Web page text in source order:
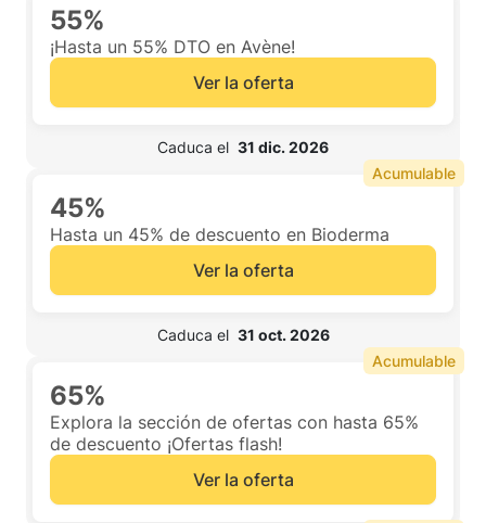
55%
¡Hasta un 55% DTO en Avène!
Ver la oferta
Caduca el 31 dic. 2026
45%
Hasta un 45% de descuento en Bioderma
Ver la oferta
Caduca el 31 oct. 2026
Acumulable
65%
Explora la sección de ofertas con hasta 65%
de descuento ¡Ofertas flash!
Ver la oferta
Acumulable